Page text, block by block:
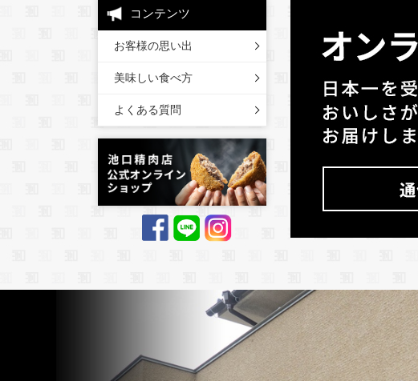
コンテンツ
お客様の思い出
美味しい食べ方
よくある質問